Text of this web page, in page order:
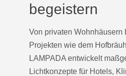
begeistern
Von privaten Wohnhäusern
Projekten wie dem
LAMPADA entwickelt
Lichtkonzepte für Hotels,